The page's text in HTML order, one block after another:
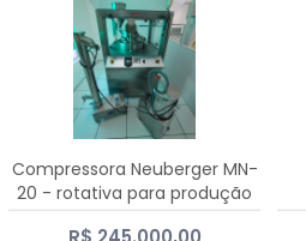
Compressora Neuberger MN-
20 - rotativa para produção
de comprimidos